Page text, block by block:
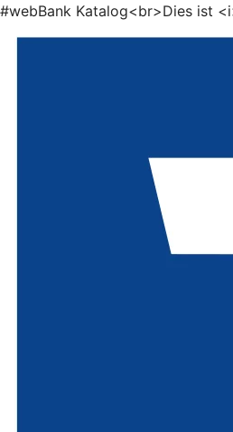
#webBank Katalog<br>Dies ist